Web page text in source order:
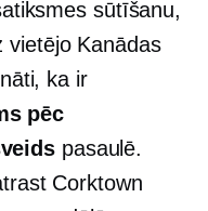
sūtīšanu,
vietējo Kanādas
ka ir
pēc
pasaulē.
Corktown